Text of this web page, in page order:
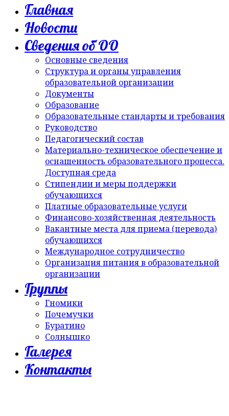
Главная
Новости
Сведения об ОО
Основные сведения
Структура и органы управления
образовательной организации
Документы
Образование
Образовательные стандарты и требования
Руководство
Педагогический состав
Материально-техническое обеспечение и
оснащенность образовательного процесса.
Доступная среда
Стипендии и меры поддержки
обучающихся
Платные образовательные услуги
Финансово-хозяйственная деятельность
Вакантные места для приема (перевода)
обучающихся
Международное сотрудничество
Организация питания в образовательной
организации
Группы
Гномики
Почемучки
Буратино
Солнышко
Галерея
Контакты